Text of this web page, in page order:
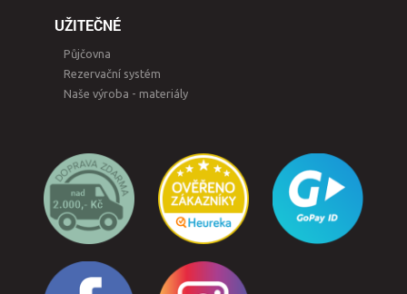
UŽITEČNÉ
Půjčovna
Rezervační systém
Naše výroba - materiály